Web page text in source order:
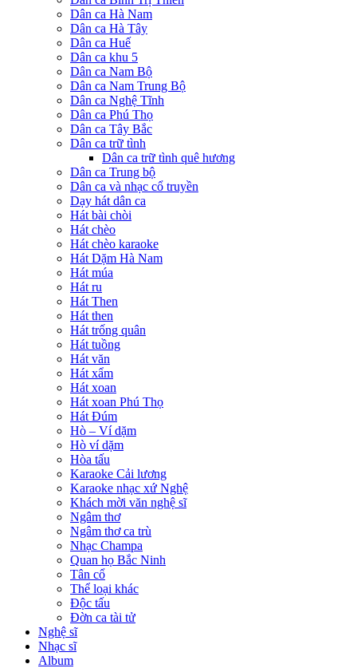
Dân ca Hà Nam
Dân ca Hà Tây
Dân ca Huế
Dân ca khu 5
Dân ca Nam Bộ
Dân ca Nam Trung Bộ
Dân ca Nghệ Tĩnh
Dân ca Phú Thọ
Dân ca Tây Bắc
Dân ca trữ tình
Dân ca trữ tình quê hương
Dân ca Trung bộ
Dân ca và nhạc cổ truyền
Dạy hát dân ca
Hát bài chòi
Hát chèo
Hát chèo karaoke
Hát Dặm Hà Nam
Hát múa
Hát ru
Hát Then
Hát then
Hát trống quân
Hát tuồng
Hát văn
Hát xẩm
Hát xoan
Hát xoan Phú Thọ
Hát Đúm
Hò – Ví dặm
Hò ví dặm
Hòa tấu
Karaoke Cải lương
Karaoke nhạc xứ Nghệ
Khách mời văn nghệ sĩ
Ngâm thơ
Ngâm thơ ca trù
Nhạc Champa
Quan họ Bắc Ninh
Tân cổ
Thể loại khác
Độc tấu
Đờn ca tài tử
Nghệ sĩ
Nhạc sĩ
Album